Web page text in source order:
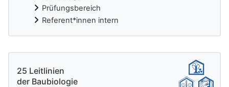
Prüfungsbereich
Referent*innen intern
Ergänzungsblöcke
25 Leitlinien
der Baubiologie